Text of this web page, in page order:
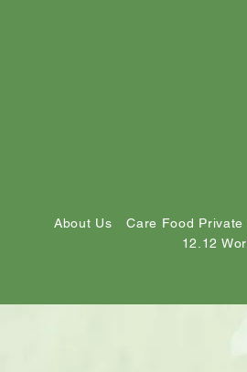
About Us Care Food Private
12.12